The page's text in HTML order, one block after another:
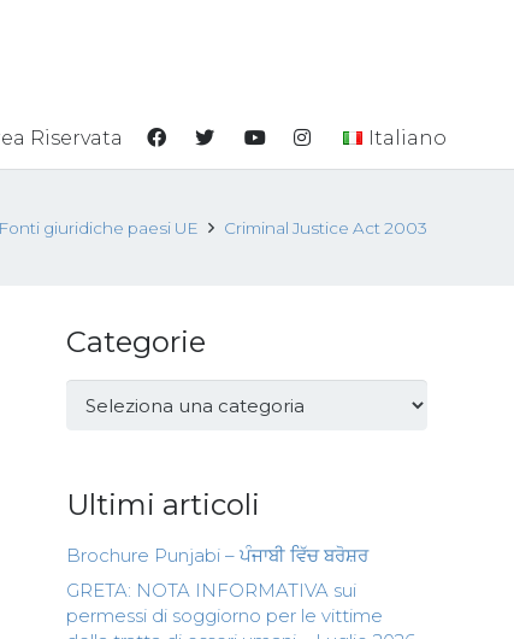
Riservata Italiano
Fonti giuridiche paesi UE Criminal Justice Act 2003
Categorie
Categorie
Ultimi articoli
Brochure Punjabi – ਪੰਜਾਬੀ ਵਿੱਚ ਬਰੋਸ਼ਰ
GRETA: NOTA INFORMATIVA sui
permessi di soggiorno per le vittime